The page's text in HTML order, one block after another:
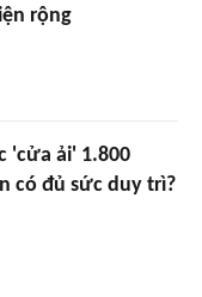
rộng
'cửa ải' 1.800
có đủ sức duy trì?